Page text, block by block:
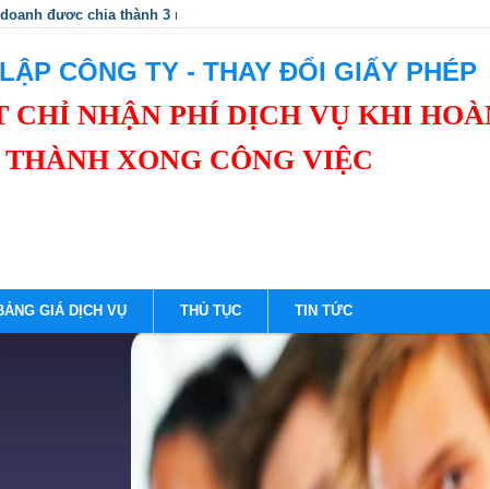
được chia thành 3 nhóm để quản lý thuế.
CÔNG TY - THAY ĐỔI GIẤY PHÉP
CHỈ NHẬN PHÍ DỊCH VỤ KHI
THÀNH XONG CÔNG VIỆC
GIÁ DỊCH VỤ THỦ TỤC TIN TỨC